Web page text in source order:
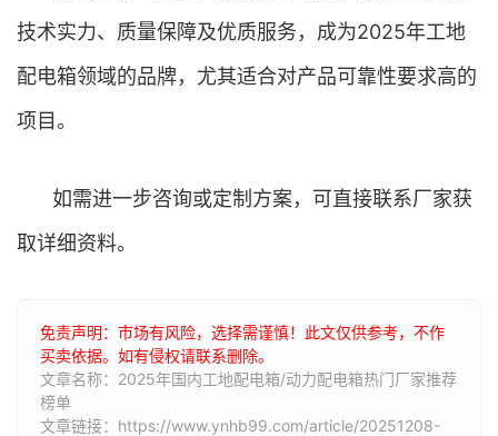
技术实力、质量保障及优质服务，成为2025年工地
配电箱领域的品牌，尤其适合对产品可靠性要求高的
项目。
如需进一步咨询或定制方案，可直接联系厂家获
取详细资料。
免责声明：市场有风险，选择需谨慎！此文仅供参考，不作
买卖依据。如有侵权请联系删除。
文章名称：2025年国内工地配电箱/动力配电箱热门厂家推荐
榜单
文章链接：https://www.ynhb99.com/article/20251208-